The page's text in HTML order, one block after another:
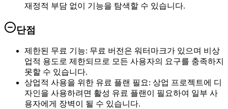
재정적 부담 없이 기능을 탐색할 수 있습니다.
단점
제한된 무료 기능: 무료 버전은 워터마크가 있으며 비상
업적 용도로 제한되므로 모든 사용자의 요구를 충족하지
못할 수 있습니다.
상업적 사용을 위한 유료 플랜 필요: 상업 프로젝트에 디
자인을 사용하려면 활성 유료 플랜이 필요하여 일부 사
용자에게 장벽이 될 수 있습니다.